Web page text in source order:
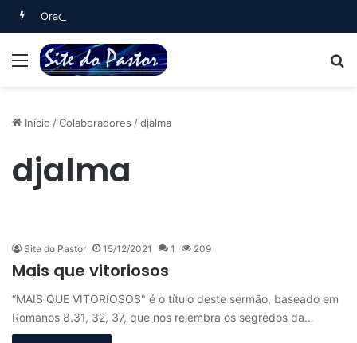
Oração Matinal (Salmo 5)
Menu
Início /Colaboradores /djalma
djalma
Site do Pastor 15/12/2021 1 209
Mais que vitoriosos
“MAIS QUE VITORIOSOS" é o título deste sermão, baseado em
Romanos 8.31, 32, 37, que nos relembra os segredos da…